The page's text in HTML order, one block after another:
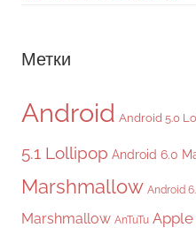
Метки
Android Android 5.0
5.1 Lollipop Android 6.0
Marshmallow Android
Marshmallow AnTuTu Apple